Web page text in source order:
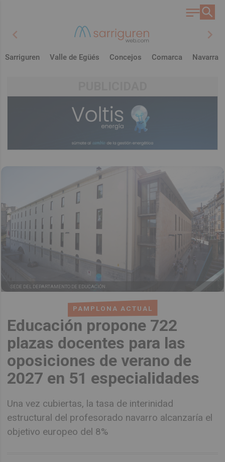
chevron_left chevron_right
Sarriguren Valle de Egüés Concejos Comarca Navarra
PAMPLONA ACTUAL
Educación propone 722
plazas docentes para las
oposiciones de verano de
2027 en 51 especialidades
Una vez cubiertas, la tasa de interinidad
estructural del profesorado navarro alcanzaría el
objetivo europeo del 8%
SEDE DEL DEPARTAMENTO DE EDUCACIÓN.